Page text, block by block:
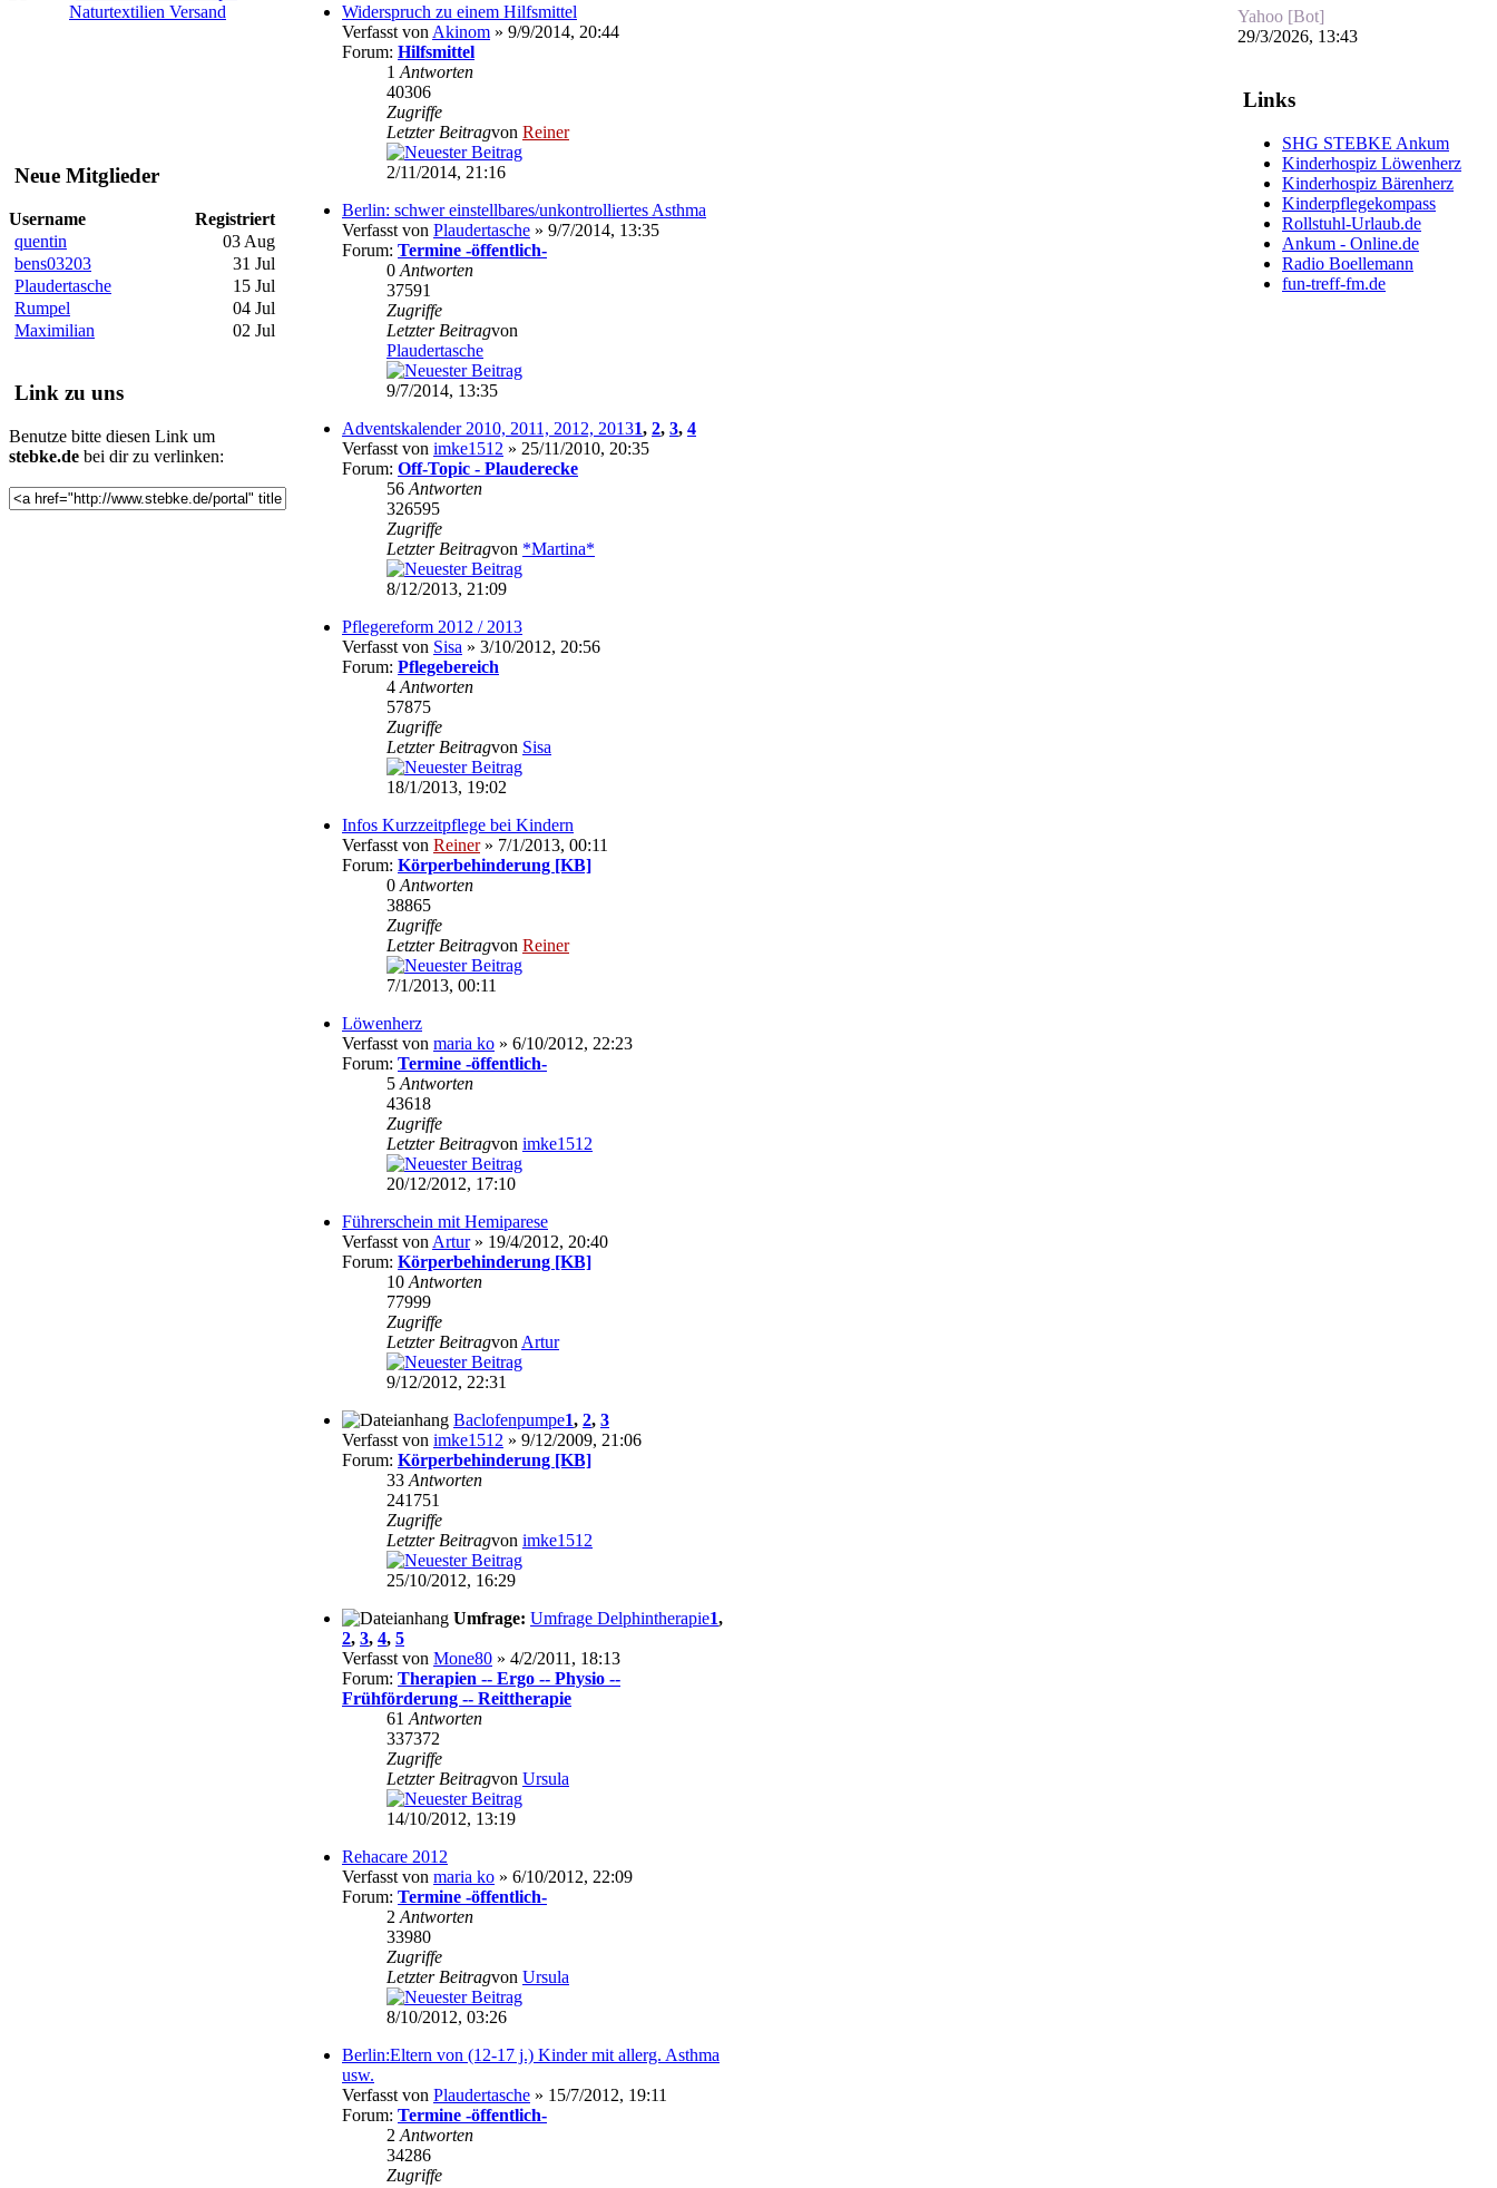
Neue Mitglieder
Username
Registriert
quentin
03 Aug
bens03203
31 Jul
Plaudertasche
15 Jul
Rumpel
04 Jul
Maximilian
02 Jul
Link zu uns
Benutze bitte diesen Link um
stebke.de bei dir zu verlinken:
Widerspruch zu einem Hilfsmittel
Verfasst von Akinom » 9/9/2014, 20:44
Forum: Hilfsmittel
1 Antworten
40306
Zugriffe
Letzter Beitragvon Reiner
2/11/2014, 21:16
Berlin: schwer einstellbares/unkontrolliertes Asthma
Verfasst von Plaudertasche » 9/7/2014, 13:35
Forum: Termine -öffentlich-
0 Antworten
37591
Zugriffe
Letzter Beitragvon
Plaudertasche
9/7/2014, 13:35
Adventskalender 2010, 2011, 2012, 20131, 2, 3, 4
Verfasst von imke1512 » 25/11/2010, 20:35
Forum: Off-Topic - Plauderecke
56 Antworten
326595
Zugriffe
Letzter Beitragvon *Martina*
8/12/2013, 21:09
Pflegereform 2012 / 2013
Verfasst von Sisa » 3/10/2012, 20:56
Forum: Pflegebereich
4 Antworten
57875
Zugriffe
Letzter Beitragvon Sisa
18/1/2013, 19:02
Infos Kurzzeitpflege bei Kindern
Verfasst von Reiner» 7/1/2013, 00:11
Forum: Körperbehinderung [KB]
0 Antworten
38865
Zugriffe
Letzter Beitragvon Reiner
7/1/2013, 00:11
Löwenherz
Verfasst von maria ko » 6/10/2012, 22:23
Forum: Termine -öffentlich-
5 Antworten
43618
Zugriffe
Letzter Beitragvon imke1512
20/12/2012, 17:10
Führerschein mit Hemiparese
Verfasst von Artur» 19/4/2012, 20:40
Forum: Körperbehinderung [KB]
10 Antworten
77999
Zugriffe
Letzter Beitragvon Artur
9/12/2012, 22:31
Baclofenpumpe1, 2, 3
Verfasst von imke1512 » 9/12/2009, 21:06
Forum: Körperbehinderung [KB]
33 Antworten
241751
Zugriffe
Letzter Beitragvon imke1512
25/10/2012, 16:29
Umfrage: Umfrage Delphintherapie1,
2, 3, 4, 5
Verfasst von Mone80 » 4/2/2011, 18:13
Forum: Therapien -- Ergo -- Physio --
Frühförderung -- Reittherapie
61 Antworten
337372
Zugriffe
Letzter Beitragvon Ursula
14/10/2012, 13:19
Rehacare 2012
Verfasst von maria ko » 6/10/2012, 22:09
Forum: Termine -öffentlich-
2 Antworten
33980
Zugriffe
Letzter Beitragvon Ursula
8/10/2012, 03:26
Berlin:Eltern von (12-17 j.) Kinder mit allerg. Asthma
usw.
Verfasst von Plaudertasche » 15/7/2012, 19:11
Forum: Termine -öffentlich-
2 Antworten
34286
Zugriffe
Yahoo [Bot]
29/3/2026, 13:43
Links
SHG STEBKE Ankum
Kinderhospiz Löwenherz
Kinderhospiz Bärenherz
Kinderpflegekompass
Rollstuhl-Urlaub.de
Ankum - Online.de
Radio Boellemann
fun-treff-fm.de